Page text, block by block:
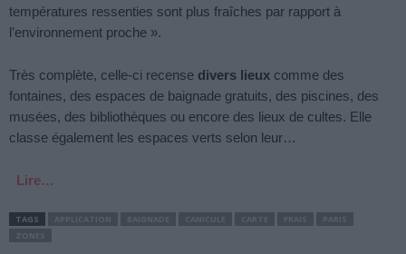
températures ressenties sont plus fraîches par rapport à
l’environnement proche ».
Très complète, celle-ci recense divers lieux comme des
fontaines, des espaces de baignade gratuits, des piscines, des
musées, des bibliothèques ou encore des lieux de cultes. Elle
classe également les espaces verts selon leur…
Lire…
TAGS